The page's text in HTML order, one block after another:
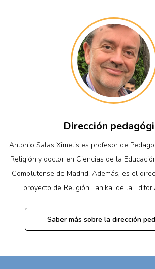
Dirección
Antonio Salas Ximelis es profesor de
Religión y doctor en Ciencias de la
Complutense de Madrid. Además, es el
proyecto de Religión Lanikai de la
Saber más sobre la dirección